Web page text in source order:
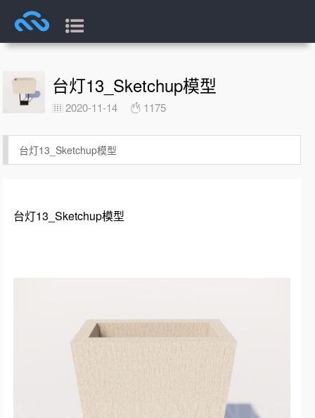
台灯13_Sketchup模型
2020-11-14 1175
台灯13_Sketchup模型
台灯13_Sketchup模型